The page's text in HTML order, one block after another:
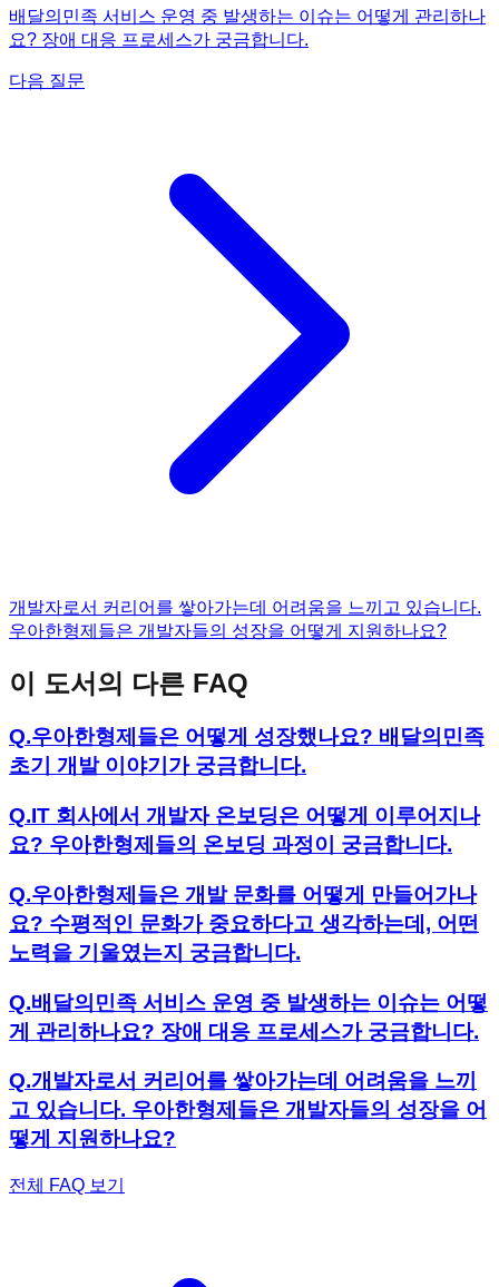
배달의민족 서비스 운영 중 발생하는 이슈는 어떻게 관리하나
요? 장애 대응 프로세스가 궁금합니다.
다음 질문
개발자로서 커리어를 쌓아가는데 어려움을 느끼고 있습니다.
우아한형제들은 개발자들의 성장을 어떻게 지원하나요?
이 도서의 다른 FAQ
Q.우아한형제들은 어떻게 성장했나요? 배달의민족
초기 개발 이야기가 궁금합니다.
Q.IT 회사에서 개발자 온보딩은 어떻게 이루어지나
요? 우아한형제들의 온보딩 과정이 궁금합니다.
Q.우아한형제들은 개발 문화를 어떻게 만들어가나
요? 수평적인 문화가 중요하다고 생각하는데, 어떤
노력을 기울였는지 궁금합니다.
Q.배달의민족 서비스 운영 중 발생하는 이슈는 어떻
게 관리하나요? 장애 대응 프로세스가 궁금합니다.
Q.개발자로서 커리어를 쌓아가는데 어려움을 느끼
고 있습니다. 우아한형제들은 개발자들의 성장을 어
떻게 지원하나요?
전체 FAQ 보기